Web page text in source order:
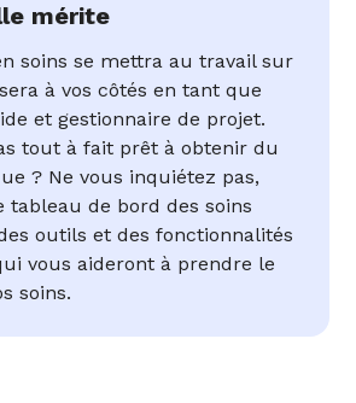
mérite
soins se mettra au travail sur
à vos côtés en tant que
et gestionnaire de projet.
tout à fait prêt à obtenir du
? Ne vous inquiétez pas,
tableau de bord des soins
outils et des fonctionnalités
vous aideront à prendre le
soins.